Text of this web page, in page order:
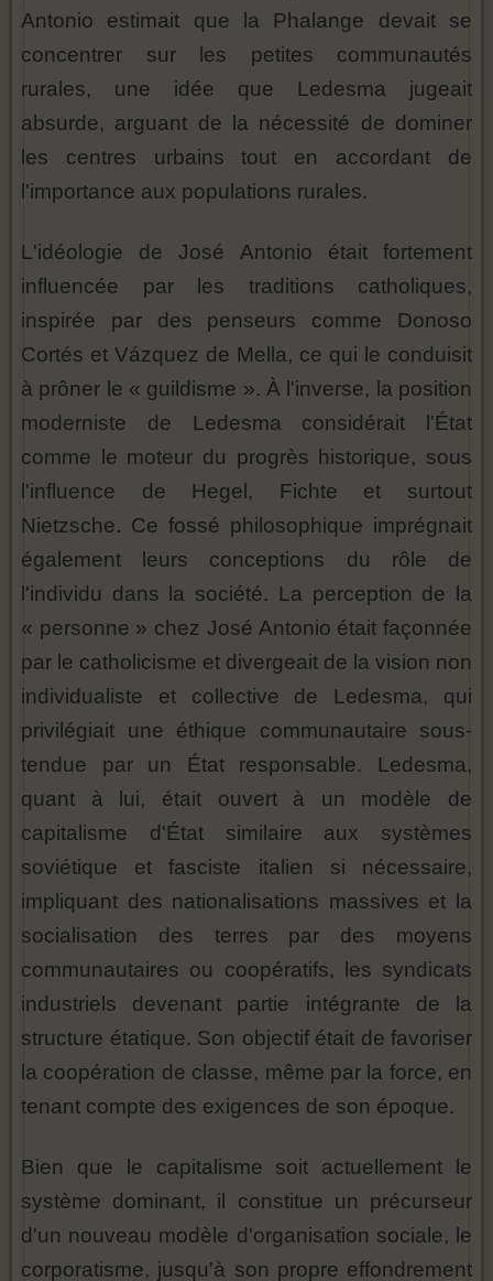
Antonio estimait que la Phalange devait se
concentrer sur les petites communautés
rurales, une idée que Ledesma jugeait
absurde, arguant de la nécessité de dominer
les centres urbains tout en accordant de
l'importance aux populations rurales.
L'idéologie de José Antonio était fortement
influencée par les traditions catholiques,
inspirée par des penseurs comme Donoso
Cortés et Vázquez de Mella, ce qui le conduisit
à prôner le « guildisme ». À l'inverse, la position
moderniste de Ledesma considérait l'État
comme le moteur du progrès historique, sous
l'influence de Hegel, Fichte et surtout
Nietzsche. Ce fossé philosophique imprégnait
également leurs conceptions du rôle de
l'individu dans la société. La perception de la
« personne » chez José Antonio était façonnée
par le catholicisme et divergeait de la vision non
individualiste et collective de Ledesma, qui
privilégiait une éthique communautaire sous-
tendue par un État responsable. Ledesma,
quant à lui, était ouvert à un modèle de
capitalisme d'État similaire aux systèmes
soviétique et fasciste italien si nécessaire,
impliquant des nationalisations massives et la
socialisation des terres par des moyens
communautaires ou coopératifs, les syndicats
industriels devenant partie intégrante de la
structure étatique. Son objectif était de favoriser
la coopération de classe, même par la force, en
tenant compte des exigences de son époque.
Bien que le capitalisme soit actuellement le
système dominant, il constitue un précurseur
d'un nouveau modèle d'organisation sociale, le
corporatisme, jusqu'à son propre effondrement